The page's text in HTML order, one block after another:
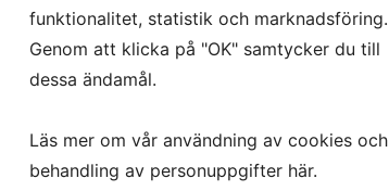
funktionalitet, statistik och marknadsföring.
Genom att klicka på "OK" samtycker du till
dessa ändamål.
Läs mer om vår användning av cookies och
behandling av personuppgifter här.